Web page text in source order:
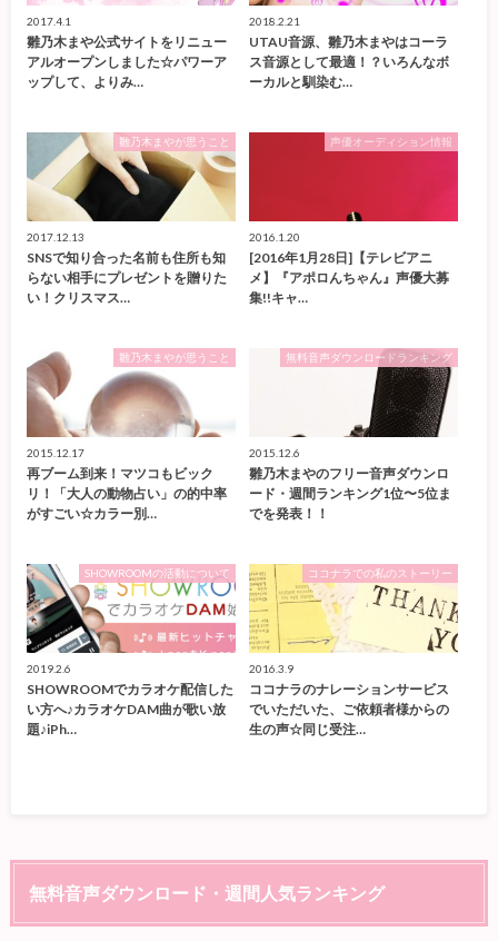
2017.4.1
雛乃木まや公式サイトをリニュー
アルオープンしました☆パワーア
ップして、よりみ…
2018.2.21
UTAU音源、雛乃木まやはコーラ
ス音源として最適！？いろんなボ
ーカルと馴染む…
雛乃木まやが思うこと
2017.12.13
SNSで知り合った名前も住所も知
らない相手にプレゼントを贈りた
い！クリスマス…
声優オーディション情報
2016.1.20
[2016年1月28日]【テレビアニ
メ】『アポロんちゃん』声優大募
集!!キャ…
雛乃木まやが思うこと
2015.12.17
再ブーム到来！マツコもビック
リ！「大人の動物占い」の的中率
がすごい☆カラー別…
無料音声ダウンロードランキング
2015.12.6
雛乃木まやのフリー音声ダウンロ
ード・週間ランキング1位〜5位ま
でを発表！！
SHOWROOMの活動について
2019.2.6
SHOWROOMでカラオケ配信した
い方へ♪カラオケDAM曲が歌い放
題♪iPh…
ココナラでの私のストーリー
2016.3.9
ココナラのナレーションサービス
でいただいた、ご依頼者様からの
生の声☆同じ受注…
無料音声ダウンロード・週間人気ランキング